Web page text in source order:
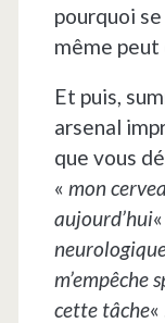
pourquoi
même
Et puis,
arsenal
que vous
« mon
aujourd’hui
m’empêche
cette tâche